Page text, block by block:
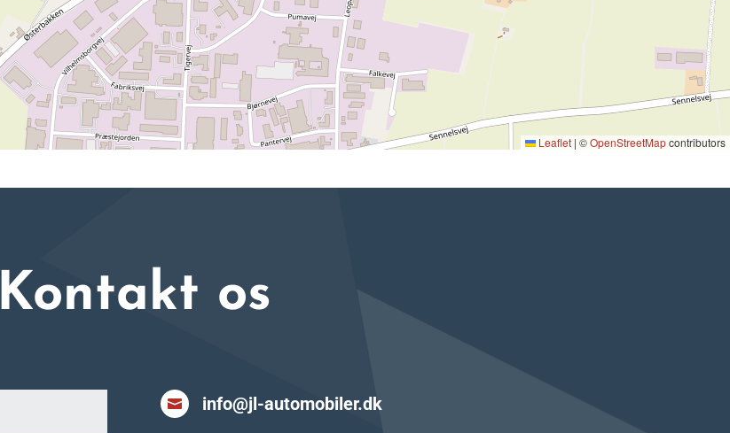
Leaflet | ©OpenStreetMapcontributors
Kontakt os
 info@jl-automobiler.dk